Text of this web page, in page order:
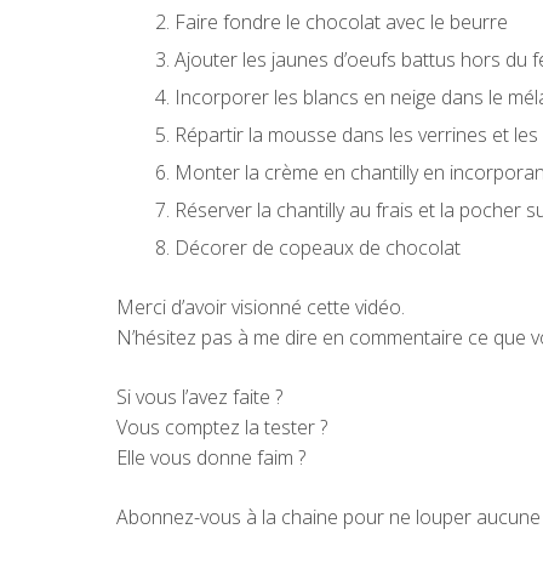
Faire fondre le chocolat avec le beurre
Ajouter les jaunes d’oeufs battus hors du
Incorporer les blancs en neige dans le
Répartir la mousse dans les verrines et
Monter la crème en chantilly en
Réserver la chantilly au frais et la pocher
Décorer de copeaux de chocolat
Merci d’avoir visionné cette vidéo.
N’hésitez pas à me dire en commentaire ce
Si vous l’avez faite ?
Vous comptez la tester ?
Elle vous donne faim ?
Abonnez-vous à la chaine pour ne louper aucune